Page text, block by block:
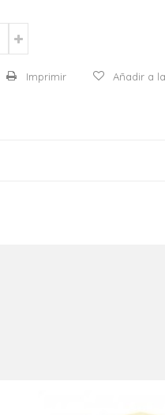
Imprimir Añadir a